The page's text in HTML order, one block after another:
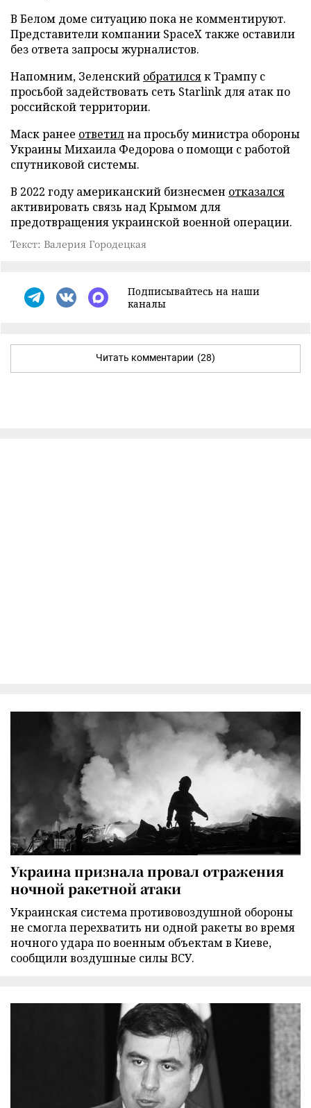
В Белом доме ситуацию пока не комментируют.
Представители компании SpaceX также оставили
без ответа запросы журналистов.
Напомним, Зеленский обратилсяк Трампу с
просьбой задействовать сеть Starlink для атак по
российской территории.
Маск ранее ответилна просьбу министра обороны
Украины Михаила Федорова о помощи с работой
спутниковой системы.
В 2022 году американский бизнесмен отказался
активировать связь над Крымом для
предотвращения украинской военной операции.
Текст: Валерия Городецкая
Подписывайтесь на наши
каналы
Читать комментарии (28)
Украина признала провал отражения
ночной ракетной атаки
Украинская система противовоздушной обороны
не смогла перехватить ни одной ракеты во время
ночного удара по военным объектам в Киеве,
сообщили воздушные силы ВСУ.